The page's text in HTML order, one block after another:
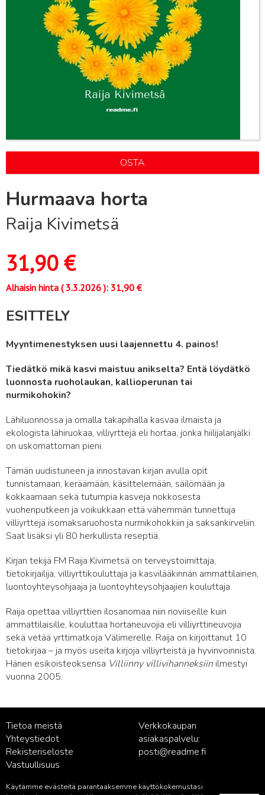
OSTA
Hurmaava horta
Raija Kivimetsä
31,90€
Alhaisin hinta (3.3.2026): 31,90 €
ESITTELY
Myyntimenestyksen uusi laajennettu 4. painos!
Tiedätkö mikä kasvi maistuu anikselta? Entä löydätkö
luonnosta ruoholaukan, kallioperunan tai
nurmikohokin?
Lähiluonnossa ja omalla takapihalla kasvaa ilmaista ja
ekologista lähiruokaa, villiyrttejä eli hortaa, jonka hiilijalanjälki
on uskomattoman pieni.
Tämän uudistuneen ja innostavan kirjan avulla opit
tunnistamaan, keräämään, käsittelemään, säilömään ja
kokkaamaan sekä tutumpia kasveja nokkosesta
vuohenputkeen ja voikukkaan että vähemmän tunnettuja
villiyrttejä isomaksaruohosta nurmikohokkiin ja saksankirveliin.
Saat lisäksi yli 80 herkullista reseptiä.
Kirjan tekijä FM Raija Kivimetsä on terveystoimittaja,
tietokirjailija, villiyrttikouluttaja ja kasvilääkinnän ammattilainen,
luontoyhteysohjaaja ja luontoyhteysohjaajien kouluttaja.
Raija opettaa villiyrttien ilosanomaa niin noviiseille kuin
ammattilaisille, kouluttaa hortaneuvojia eli villiyrttineuvojia
sekä vetää yrttimatkoja Välimerelle. Raija on kirjoittanut 10
tietokirjaa – ja myös useita kirjoja villiyrteistä ja hyvinvoinnista.
Hänen esikoisteoksensa Villiinny villivihanneksiin ilmestyi
vuonna 2005.
Tietoa meistä
Yhteystiedot
Rekisteriseloste
Vastuullisuus
Verkkokaupan
asiakaspalvelu:
posti@readme.fi
Käytämme evästeitä parantaaksemme käyttökokemustasi